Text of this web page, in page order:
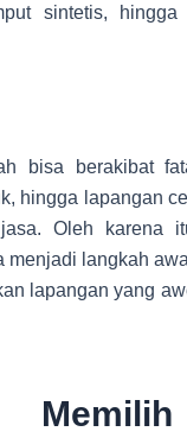
sintetis, hingga
bisa berakibat
hingga lapangan
Oleh karena
menjadi langkah
lapangan yang